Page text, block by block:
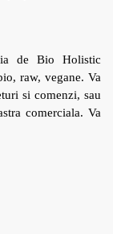
de Bio Holistic
raw, vegane. Va
si comenzi, sau
comerciala. Va